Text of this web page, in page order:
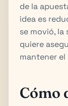
de la
idea es
se movió,
quiere
mantener
Cómo